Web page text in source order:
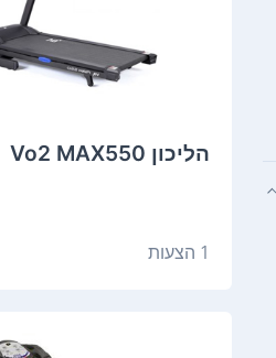
הליכון Vo2 MAX550
1 הצעות